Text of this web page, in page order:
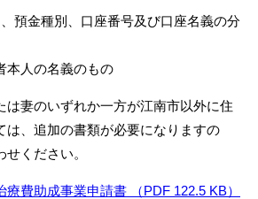
預金種別、口座番号及び口座名義の分
人の名義のもの
妻のいずれか一方が江南市以外に住
は、追加の書類が必要になりますの
ください。
費助成事業申請書 （PDF 122.5 KB）